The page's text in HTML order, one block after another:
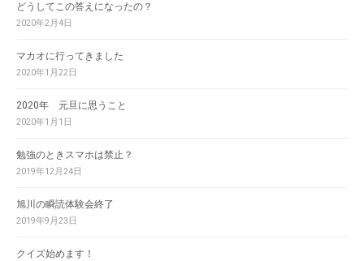
どうしてこの答えになったの？
2020年2月4日
マカオに行ってきました
2020年1月22日
2020年 元旦に思うこと
2020年1月1日
勉強のときスマホは禁止？
2019年12月24日
旭川の瞬読体験会終了
2019年9月23日
クイズ始めます！